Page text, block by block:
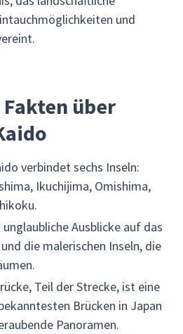
und
über
verbindet sechs Inseln:
Ikuchijima, Omishima,
Ausblicke auf das
die malerischen Inseln, die
Teil der Strecke, ist eine
Brücken in Japan
Panoramen.